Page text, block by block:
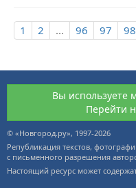
1 2 ... 96 97 98
Вы используете
Перейти
© «Новгород.ру», 1997-2026
Републикация текстов,
с письменного разрешения
Настоящий ресурс может